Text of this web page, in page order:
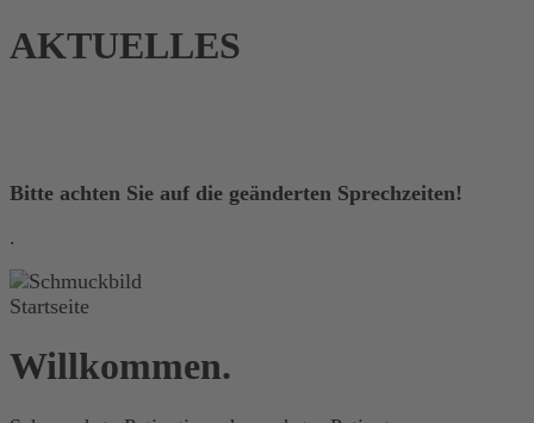
AKTUELLES
Bitte achten Sie auf die geänderten Sprechzeiten!
.
Willkommen.